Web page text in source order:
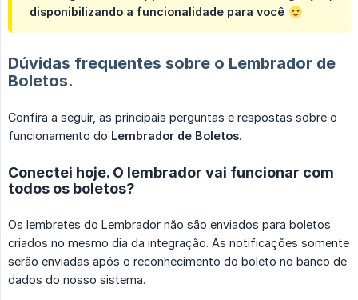
disponibilizando a funcionalidade para você
Dúvidas frequentes sobre o Lembrador de
Boletos.
Confira a seguir, as principais perguntas e respostas sobre o
funcionamento do Lembrador de Boletos.
Conectei hoje. O lembrador vai funcionar com
todos os boletos?
Os lembretes do Lembrador não são enviados para boletos
criados no mesmo dia da integração. As notificações somente
serão enviadas após o reconhecimento do boleto no banco de
dados do nosso sistema.